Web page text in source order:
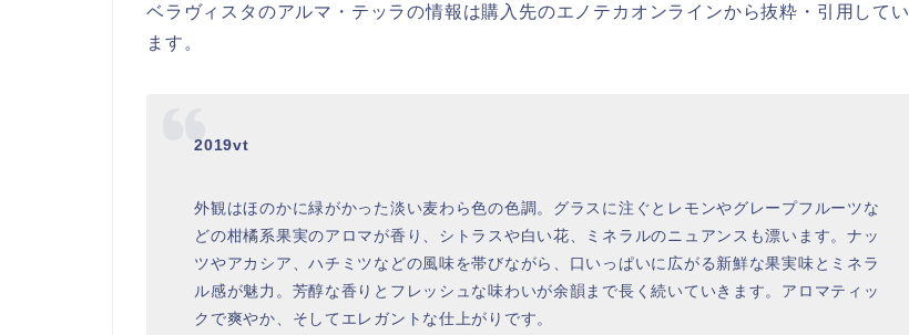
ベラヴィスタのアルマ・テッラの情報は購入先のエノテカオンラインから抜粋・引用してい
ます。
2019vt
外観はほのかに緑がかった淡い麦わら色の色調。グラスに注ぐとレモンやグレープフルーツな
どの柑橘系果実のアロマが香り、シトラスや白い花、ミネラルのニュアンスも漂います。ナッ
ツやアカシア、ハチミツなどの風味を帯びながら、口いっぱいに広がる新鮮な果実味とミネラ
ル感が魅力。芳醇な香りとフレッシュな味わいが余韻まで長く続いていきます。アロマティッ
クで爽やか、そしてエレガントな仕上がりです。